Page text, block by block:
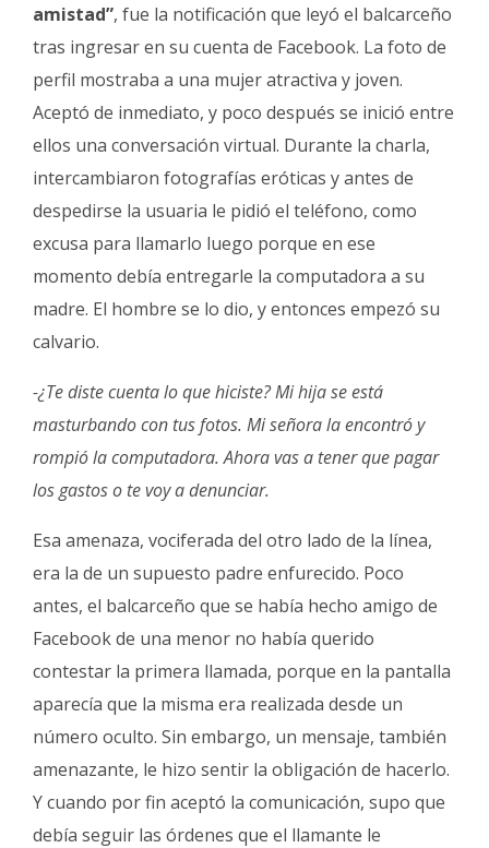
amistad”, fue la notificación que leyó el balcarceño
tras ingresar en su cuenta de Facebook. La foto de
perfil mostraba a una mujer atractiva y joven.
Aceptó de inmediato, y poco después se inició entre
ellos una conversación virtual. Durante la charla,
intercambiaron fotografías eróticas y antes de
despedirse la usuaria le pidió el teléfono, como
excusa para llamarlo luego porque en ese
momento debía entregarle la computadora a su
madre. El hombre se lo dio, y entonces empezó su
calvario.
-¿Te diste cuenta lo que hiciste? Mi hija se está
masturbando con tus fotos. Mi señora la encontró y
rompió la computadora. Ahora vas a tener que pagar
los gastos o te voy a denunciar.
Esa amenaza, vociferada del otro lado de la línea,
era la de un supuesto padre enfurecido. Poco
antes, el balcarceño que se había hecho amigo de
Facebook de una menor no había querido
contestar la primera llamada, porque en la pantalla
aparecía que la misma era realizada desde un
número oculto. Sin embargo, un mensaje, también
amenazante, le hizo sentir la obligación de hacerlo.
Y cuando por fin aceptó la comunicación, supo que
debía seguir las órdenes que el llamante le